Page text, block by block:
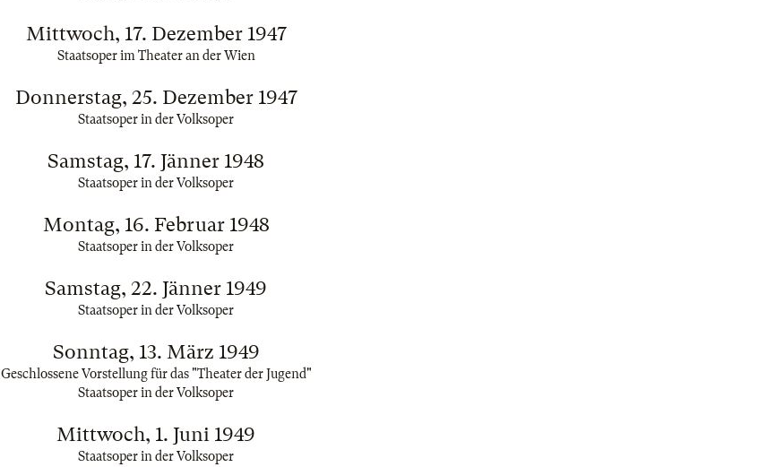
Mittwoch, 17. Dezember 1947
Staatsoper im Theater an der Wien
Donnerstag, 25. Dezember 1947
Staatsoper in der Volksoper
Samstag, 17. Jänner 1948
Staatsoper in der Volksoper
Montag, 16. Februar 1948
Staatsoper in der Volksoper
Samstag, 22. Jänner 1949
Staatsoper in der Volksoper
Sonntag, 13. März 1949
Geschlossene Vorstellung für das "Theater der Jugend"
Staatsoper in der Volksoper
Mittwoch, 1. Juni 1949
Staatsoper in der Volksoper